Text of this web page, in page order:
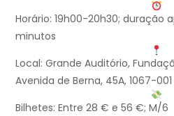
Horário: 19h00-20h30; duração
minutos
Local: Grande Auditório,
Avenida de Berna, 45A, 1067-001
Bilhetes: Entre 28 € e 56 €; M/6